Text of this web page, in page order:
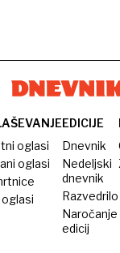
oglasi
oglasi
oglasi
EDICIJE
Dnevnik
Nedeljski
dnevnik
Razvedrilo
Naročanje
edicij